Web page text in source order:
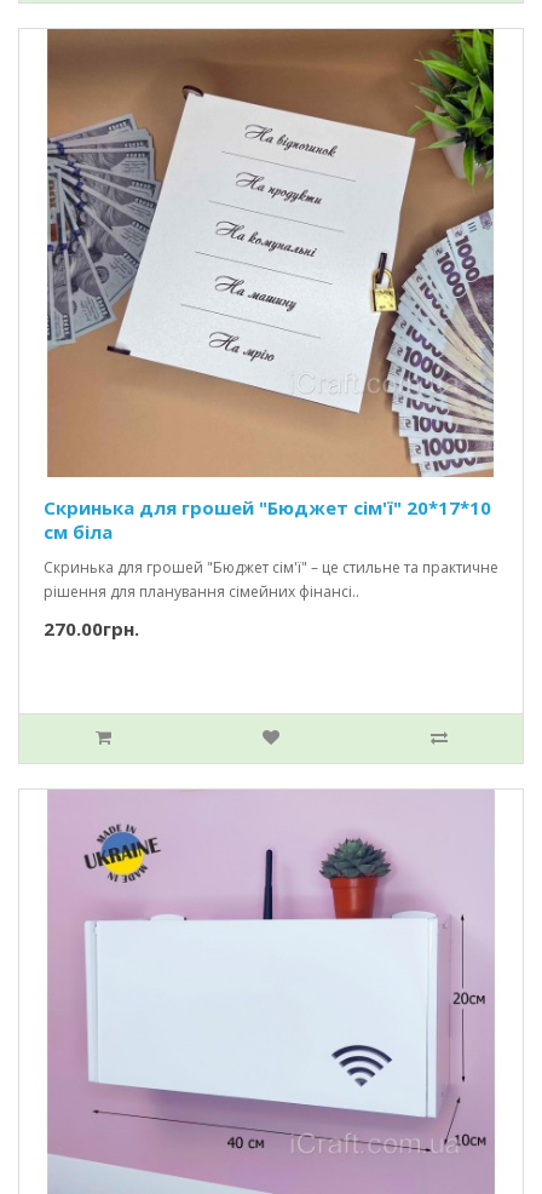
Скринька для грошей "Бюджет сім'ї" 20*17*10
см біла
Скринька для грошей "Бюджет сім'ї" – це стильне та практичне
рішення для планування сімейних фінансі..
270.00грн.